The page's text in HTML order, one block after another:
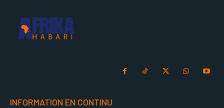
INFORMATION EN CONTINU